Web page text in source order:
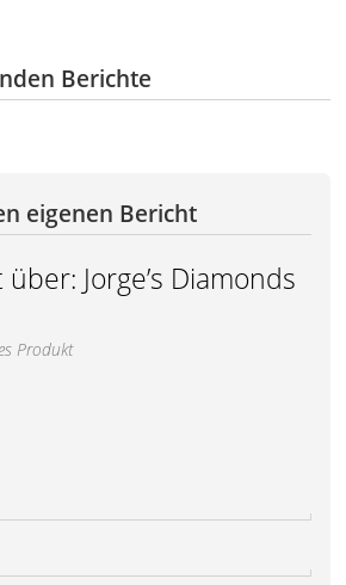
Berichte
eigenen Bericht
über: Jorge’s Diamonds
Produkt